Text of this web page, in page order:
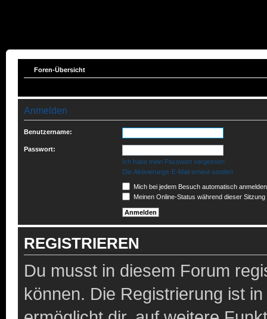
Foren-Übersicht
Anmelden
Benutzername:
Passwort:
Ich habe mein Passwort vergessen
Die Aktivierungs-E-Mail erneut senden
Mich bei jedem Besuch automatisch anmelden
Meinen Online-Status während dieser
REGISTRIEREN
Du musst in diesem Forum
können. Die Registrierung ist